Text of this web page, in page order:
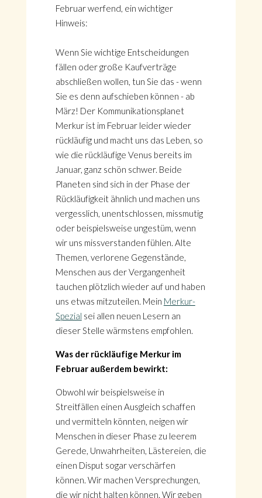
Februar werfend, ein wichtiger
Hinweis:
Wenn Sie wichtige Entscheidungen
fällen oder große Kaufverträge
abschließen wollen, tun Sie das - wenn
Sie es denn aufschieben können - ab
März! Der Kommunikationsplanet
Merkur ist im Februar leider wieder
rückläufig und macht uns das Leben, so
wie die rückläufige Venus bereits im
Januar, ganz schön schwer. Beide
Planeten sind sich in der Phase der
Rückläufigkeit ähnlich und machen uns
vergesslich, unentschlossen, missmutig
oder beispielsweise ungestüm, wenn
wir uns missverstanden fühlen. Alte
Themen, verlorene Gegenstände,
Menschen aus der Vergangenheit
tauchen plötzlich wieder auf und haben
uns etwas mitzuteilen. Mein Merkur-
Spezial sei allen neuen Lesern an
dieser Stelle wärmstens empfohlen.
Was der rückläufige Merkur im
Februar außerdem bewirkt:
Obwohl wir beispielsweise in
Streitfällen einen Ausgleich schaffen
und vermitteln könnten, neigen wir
Menschen in dieser Phase zu leerem
Gerede, Unwahrheiten, Lästereien, die
einen Disput sogar verschärfen
können. Wir machen Versprechungen,
die wir nicht halten können. Wir geben